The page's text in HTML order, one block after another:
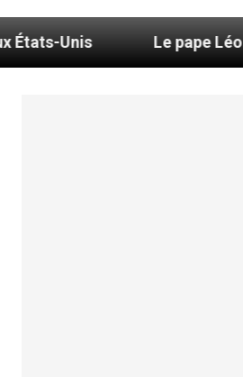
Le pape Léon XIV se